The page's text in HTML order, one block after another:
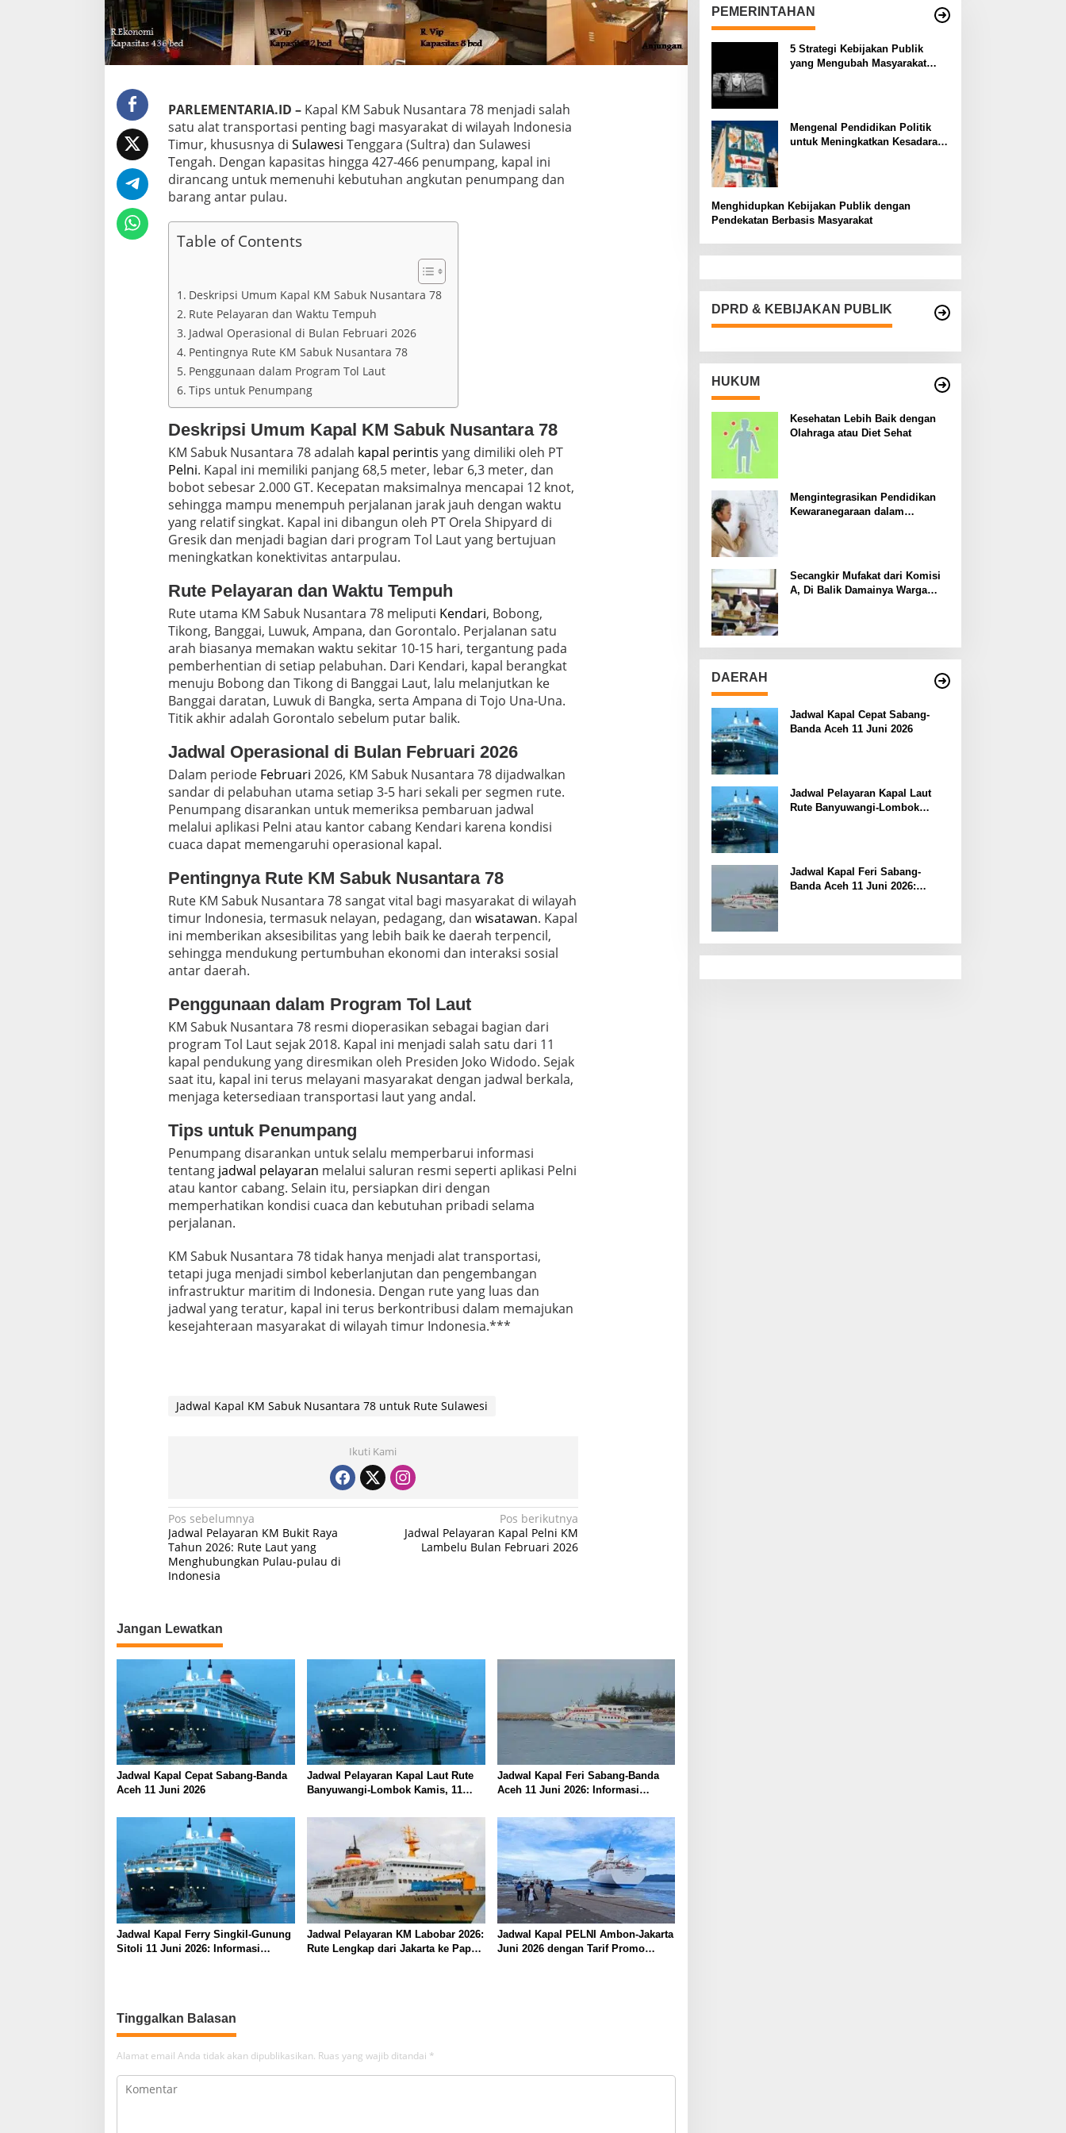
S
u
l
i
T
e
n
g
g
a
d
e
n
g
h
d
i
l
a
n
F
e
b
u
a
r
2
0
2
6
PARLEMENTARIA.ID – Kapal KM Sabuk Nusantara 78 menjadi salah
satu alat transportasi penting bagi masyarakat di wilayah Indonesia
Timur, khususnya di Sulawesi Tenggara (Sultra) dan Sulawesi
Tengah. Dengan kapasitas hingga 427-466 penumpang, kapal ini
dirancang untuk memenuhi kebutuhan angkutan penumpang dan
barang antar pulau.
Table of Contents
Deskripsi Umum Kapal KM Sabuk Nusantara 78
Rute Pelayaran dan Waktu Tempuh
Jadwal Operasional di Bulan Februari 2026
Pentingnya Rute KM Sabuk Nusantara 78
Penggunaan dalam Program Tol Laut
Tips untuk Penumpang
Deskripsi Umum Kapal KM Sabuk Nusantara 78
KM Sabuk Nusantara 78 adalah kapal perintis yang dimiliki oleh PT
Pelni. Kapal ini memiliki panjang 68,5 meter, lebar 6,3 meter, dan
bobot sebesar 2.000 GT. Kecepatan maksimalnya mencapai 12 knot,
sehingga mampu menempuh perjalanan jarak jauh dengan waktu
yang relatif singkat. Kapal ini dibangun oleh PT Orela Shipyard di
Gresik dan menjadi bagian dari program Tol Laut yang bertujuan
meningkatkan konektivitas antarpulau.
Rute Pelayaran dan Waktu Tempuh
Rute utama KM Sabuk Nusantara 78 meliputi Kendari, Bobong,
Tikong, Banggai, Luwuk, Ampana, dan Gorontalo. Perjalanan satu
arah biasanya memakan waktu sekitar 10-15 hari, tergantung pada
pemberhentian di setiap pelabuhan. Dari Kendari, kapal berangkat
menuju Bobong dan Tikong di Banggai Laut, lalu melanjutkan ke
Banggai daratan, Luwuk di Bangka, serta Ampana di Tojo Una-Una.
Titik akhir adalah Gorontalo sebelum putar balik.
Jadwal Operasional di Bulan Februari 2026
Dalam periode Februari 2026, KM Sabuk Nusantara 78 dijadwalkan
sandar di pelabuhan utama setiap 3-5 hari sekali per segmen rute.
Penumpang disarankan untuk memeriksa pembaruan jadwal
melalui aplikasi Pelni atau kantor cabang Kendari karena kondisi
cuaca dapat memengaruhi operasional kapal.
Pentingnya Rute KM Sabuk Nusantara 78
Rute KM Sabuk Nusantara 78 sangat vital bagi masyarakat di wilayah
timur Indonesia, termasuk nelayan, pedagang, dan wisatawan. Kapal
ini memberikan aksesibilitas yang lebih baik ke daerah terpencil,
sehingga mendukung pertumbuhan ekonomi dan interaksi sosial
antar daerah.
Penggunaan dalam Program Tol Laut
KM Sabuk Nusantara 78 resmi dioperasikan sebagai bagian dari
program Tol Laut sejak 2018. Kapal ini menjadi salah satu dari 11
kapal pendukung yang diresmikan oleh Presiden Joko Widodo. Sejak
saat itu, kapal ini terus melayani masyarakat dengan jadwal berkala,
menjaga ketersediaan transportasi laut yang andal.
Tips untuk Penumpang
Penumpang disarankan untuk selalu memperbarui informasi
tentang jadwal pelayaran melalui saluran resmi seperti aplikasi Pelni
atau kantor cabang. Selain itu, persiapkan diri dengan
memperhatikan kondisi cuaca dan kebutuhan pribadi selama
perjalanan.
KM Sabuk Nusantara 78 tidak hanya menjadi alat transportasi,
tetapi juga menjadi simbol keberlanjutan dan pengembangan
infrastruktur maritim di Indonesia. Dengan rute yang luas dan
jadwal yang teratur, kapal ini terus berkontribusi dalam memajukan
kesejahteraan masyarakat di wilayah timur Indonesia.***
Jadwal Kapal KM Sabuk Nusantara 78 untuk Rute Sulawesi
Ikuti Kami
N
a
v
a
s
p
o
s
Pos sebelumnya
Jadwal Pelayaran KM Bukit Raya
Tahun 2026: Rute Laut yang
Menghubungkan Pulau-pulau di
Indonesia
Pos berikutnya
Jadwal Pelayaran Kapal Pelni KM
Lambelu Bulan Februari 2026
Jangan Lewatkan
Jadwal Kapal Cepat Sabang-Banda
Aceh 11 Juni 2026
Jadwal Pelayaran Kapal Laut Rute
Banyuwangi-Lombok Kamis, 11
Jadwal Kapal Feri Sabang-Banda
Aceh 11 Juni 2026: Informasi
Pengemudi
Jadwal Kapal Ferry Singkil-Gunung
Sitoli 11 Juni 2026: Informasi
Jadwal Pelayaran KM Labobar 2026:
Rute Lengkap dari Jakarta ke Papua
Jadwal Kapal PELNI Ambon-Jakarta
Juni 2026 dengan Tarif Promo
Tinggalkan Balasan
Alamat email Anda tidak akan dipublikasikan. Ruas yang wajib ditandai *
PEMERINTAHAN
5 Strategi Kebijakan Publik
yang Mengubah Masyarakat
Mengenal Pendidikan Politik
untuk Meningkatkan Kesadaran
Menghidupkan Kebijakan Publik dengan
Pendekatan Berbasis Masyarakat
DPRD & KEBIJAKAN PUBLIK
HUKUM
Kesehatan Lebih Baik dengan
Olahraga atau Diet Sehat
Mengintegrasikan Pendidikan
Kewaranegaraan dalam
Secangkir Mufakat dari Komisi
A, Di Balik Damainya Warga
DAERAH
Jadwal Kapal Cepat Sabang-
Banda Aceh 11 Juni 2026
Jadwal Pelayaran Kapal Laut
Rute Banyuwangi-Lombok
Jadwal Kapal Feri Sabang-
Banda Aceh 11 Juni 2026: